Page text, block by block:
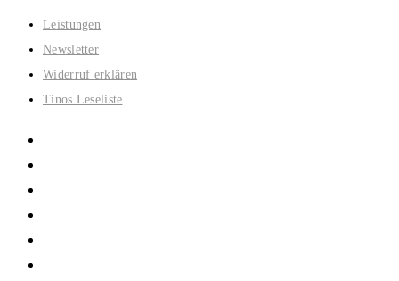
Zum
Inhalt
springen
Leistungen
Newsletter
Widerruf erklären
Tinos Leseliste